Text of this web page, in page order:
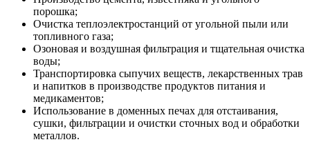
порошка;
Очистка теплоэлектростанций от угольной пыли или
топливного газа;
Озоновая и воздушная фильтрация и тщательная очистка
воды;
Транспортировка сыпучих веществ, лекарственных трав
и напитков в производстве продуктов питания и
медикаментов;
Использование в доменных печах для отстаивания,
сушки, фильтрации и очистки сточных вод и обработки
металлов.